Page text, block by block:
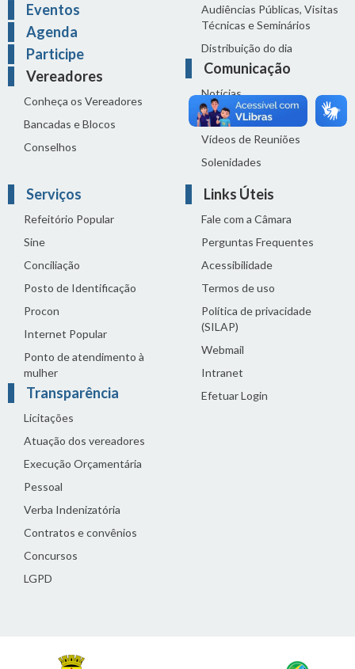
Eventos
Agenda
Participe
Vereadores
Conheça os Vereadores
Bancadas e Blocos
Conselhos
Audiências Públicas, Visitas
Técnicas e Seminários
Distribuição do dia
Comunicação
Notícias
Sala de Imprensa
Vídeos de Reuniões
Solenidades
Serviços
Refeitório Popular
Sine
Conciliação
Posto de Identificação
Procon
Internet Popular
Ponto de atendimento à
mulher
Transparência
Licitações
Atuação dos vereadores
Execução Orçamentária
Pessoal
Verba Indenizatória
Contratos e convênios
Concursos
LGPD
Links Úteis
Fale com a Câmara
Perguntas Frequentes
Acessibilidade
Termos de uso
Política de privacidade
(SILAP)
Webmail
Intranet
Efetuar Login